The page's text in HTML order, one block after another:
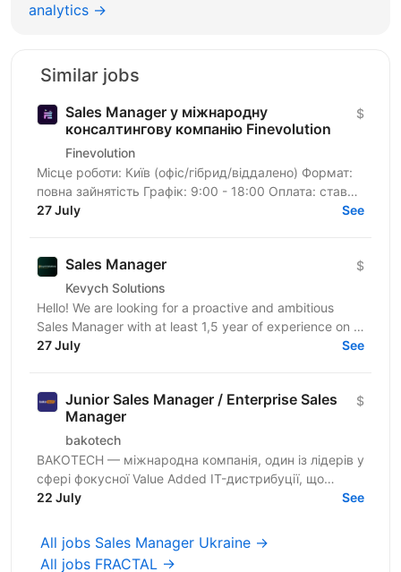
analytics →
Similar jobs
Sales Manager у міжнародну
консалтингову компанію Finevolution
Finevolution
$
Місце роботи: Київ (офіс/гібрид/віддалено) Формат:
повна зайнятість Графік: 9:00 - 18:00 Оплата: ставка
27 July See
Sales Manager
Kevych Solutions
$
Hello! We are looking for a proactive and ambitious
Sales Manager with at least 1,5 year of experience on a
related position to join our growing team. If...
27 July See
Junior Sales Manager / Enterprise Sales
Manager
bakotech
$
BAKOTECH — міжнародна компанія, один із лідерів у
сфері фокусної Value Added IT-дистрибуції, що
представляє професійну «до» та «після»
22 July See
All jobs Sales Manager Ukraine →
All jobs FRACTAL →